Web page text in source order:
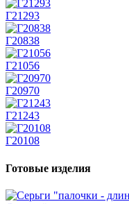
Г21293
Г20838
Г21056
Г20970
Г21243
Г20108
Готовые изделия